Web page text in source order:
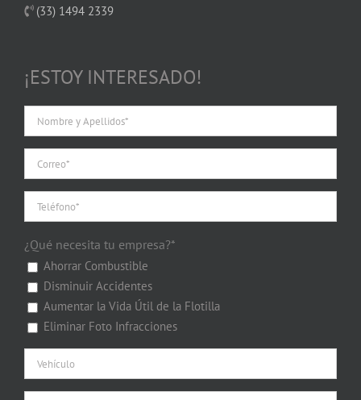
(33) 1494 2339
¡ESTOY INTERESADO!
¿Qué necesita tu empresa?*
Ahorrar Combustible
Disminuir Accidentes
Aumentar la Vida Útil de la Flotilla
Eliminar Foto Infracciones